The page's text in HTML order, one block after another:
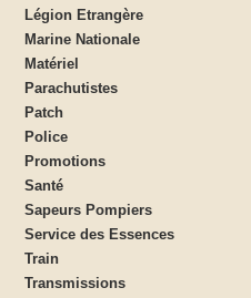
Légion Etrangère
Marine Nationale
Matériel
Parachutistes
Patch
Police
Promotions
Santé
Sapeurs Pompiers
Service des Essences
Train
Transmissions